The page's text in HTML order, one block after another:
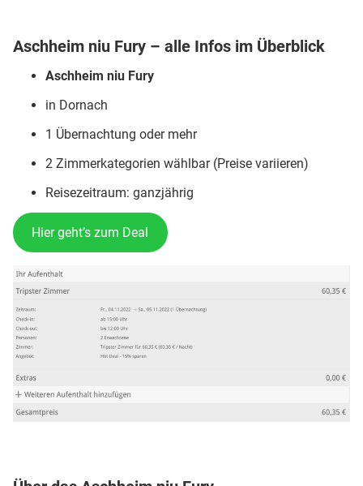
Aschheim niu Fury – alle Infos im Überblick
Aschheim niu Fury
in Dornach
1 Übernachtung oder mehr
2 Zimmerkategorien wählbar (Preise variieren)
Reisezeitraum: ganzjährig
Hier geht’s zum Deal